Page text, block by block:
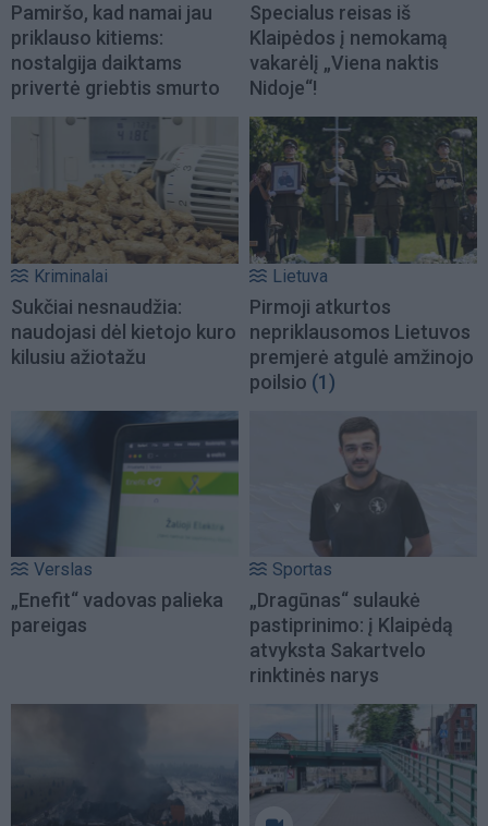
Pamiršo, kad namai jau
priklauso kitiems:
nostalgija daiktams
privertė griebtis smurto
Specialus reisas iš
Klaipėdos į nemokamą
vakarėlį „Viena naktis
Nidoje“!
Kriminalai
Sukčiai nesnaudžia:
naudojasi dėl kietojo kuro
kilusiu ažiotažu
Lietuva
Pirmoji atkurtos
nepriklausomos Lietuvos
premjerė atgulė amžinojo
poilsio (1)
Verslas
„Enefit“ vadovas palieka
pareigas
Sportas
„Dragūnas“ sulaukė
pastiprinimo: į Klaipėdą
atvyksta Sakartvelo
rinktinės narys